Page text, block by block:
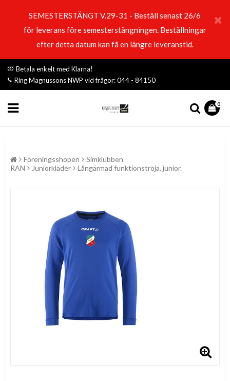
SEMESTERSTÄNGT V.29-31 - Beställ senast 26/6
för leverans före semesterstängningen. Beställningar
efter detta datum kan få en längre leveranstid.
Betala enkelt med Klarna!
Ring Magnussons NWP vid frågor: 044 - 84150
0
Föreningsshopen
Simklubben
RAN
Juniorkläder Långärmad funktionströja, junior.